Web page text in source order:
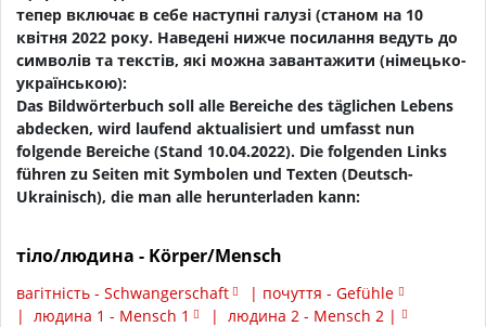
тепер включає в себе наступні галузі (станом на 10
квітня 2022 року. Наведені нижче посилання ведуть до
символів та текстів, які можна завантажити (німецько-
українською):
Das Bildwörterbuch soll alle Bereiche des täglichen Lebens
abdecken, wird laufend aktualisiert und umfasst nun
folgende Bereiche (Stand 10.04.2022). Die folgenden Links
führen zu Seiten mit Symbolen und Texten (Deutsch-
Ukrainisch), die man alle herunterladen kann:
тіло/людина - Körper/Mensch
вагітність - Schwangerschaft | почуття - Gefühle
| людина 1 - Mensch 1 | людина 2 - Mensch 2 |